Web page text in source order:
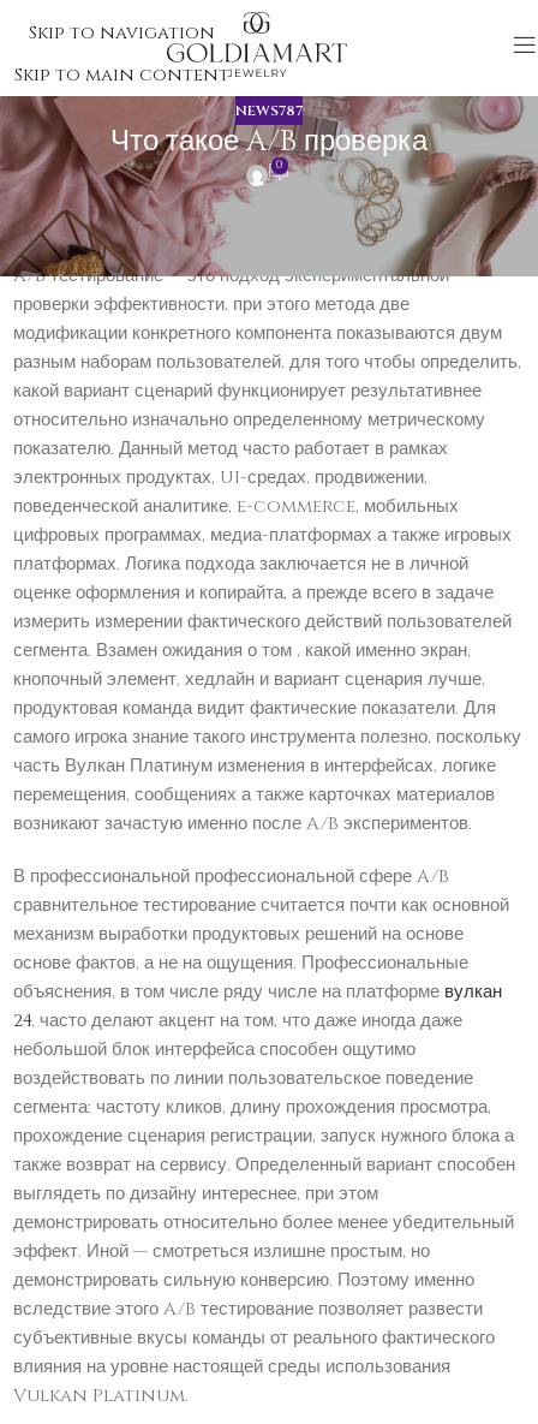
Skip to navigation
Skip to main content
NEWS787
Что такое A/B проверка
0
Что такое A/B проверка
A/B тестирование — это подход экспериментальной
проверки эффективности, при этого метода две
модификации конкретного компонента показываются двум
разным наборам пользователей, для того чтобы определить,
какой вариант сценарий функционирует результативнее
относительно изначально определенному метрическому
показателю. Данный метод часто работает в рамках
электронных продуктах, UI-средах, продвижении,
поведенческой аналитике, e-commerce, мобильных
цифровых программах, медиа-платформах а также игровых
платформах. Логика подхода заключается не в личной
оценке оформления и копирайта, а прежде всего в задаче
измерить измерении фактического действий пользователей
сегмента. Взамен ожидания о том , какой именно экран,
кнопочный элемент, хедлайн и вариант сценария лучше,
продуктовая команда видит фактические показатели. Для
самого игрока знание такого инструмента полезно, поскольку
часть Вулкан Платинум изменения в интерфейсах, логике
перемещения, сообщениях а также карточках материалов
возникают зачастую именно после A/B экспериментов.
В профессиональной профессиональной сфере A/B
сравнительное тестирование считается почти как основной
механизм выработки продуктовых решений на основе
основе фактов, а не на ощущения. Профессиональные
объяснения, в том числе ряду числе на платформе вулкан
24, часто делают акцент на том, что даже иногда даже
небольшой блок интерфейса способен ощутимо
воздействовать по линии пользовательское поведение
сегмента: частоту кликов, длину прохождения просмотра,
прохождение сценария регистрации, запуск нужного блока а
также возврат на сервису. Определенный вариант способен
выглядеть по дизайну интереснее, при этом
демонстрировать относительно более менее убедительный
эффект. Иной — смотреться излишне простым, но
демонстрировать сильную конверсию. Поэтому именно
вследствие этого A/B тестирование позволяет развести
субъективные вкусы команды от реального фактического
влияния на уровне настоящей среды использования
Vulkan Platinum.